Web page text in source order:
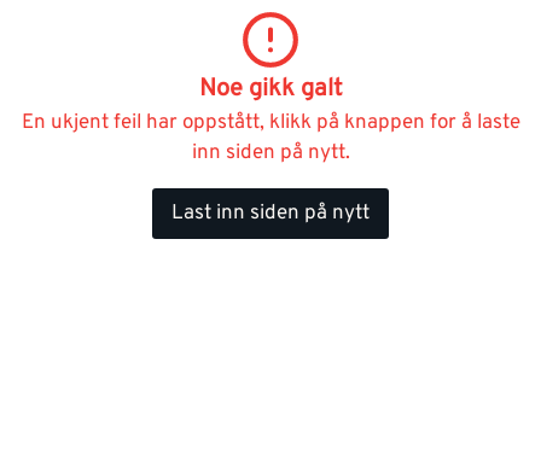
Noe gikk galt
En ukjent feil har oppstått, klikk på knappen for å laste
inn siden på nytt.
Last inn siden på nytt